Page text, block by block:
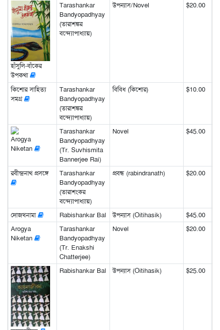
হাঁসুলি-বাঁকের
উপকথা
Tarashankar
Bandyopadhyay
(তারাশঙ্কর
বন্দ্যোপাধ্যায়)
উপন্যাস/Novel $20.00
কিশোর সাহিত্য
সমগ্র
Tarashankar
Bandyopadhyay
(তারাশঙ্কর
বন্দ্যোপাধ্যায়)
বিবিধ (কিশোর) $10.00
Arogya
Niketan
Tarashankar
Bandyopadhyay
(Tr. Suvhismita
Bannerjee Rai)
Novel $45.00
রবীন্দ্রনাথ প্রসঙ্গে
Tarashankar
Bandyopadhyay
(তারাশংকর
বন্দ্যোপাধ্যায়)
প্রবন্ধ (rabindranath) $20.00
দোজখনামা Rabishankar Bal উপন্যাস (Oitihasik)
$45.00
Arogya
Niketan
Tarashankar
Bandyopadhyay
(Tr. Enakshi
Chatterjee)
Novel $20.00
Rabishankar Bal উপন্যাস (Oitihasik) $25.00